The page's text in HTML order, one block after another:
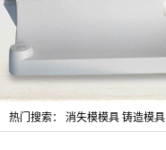
热门搜索： 消失模模具 铸造模具